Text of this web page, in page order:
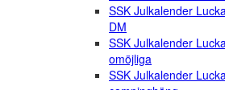
SSK Julkalender
DM
SSK Julkalender
omöjliga
SSK Julkalender